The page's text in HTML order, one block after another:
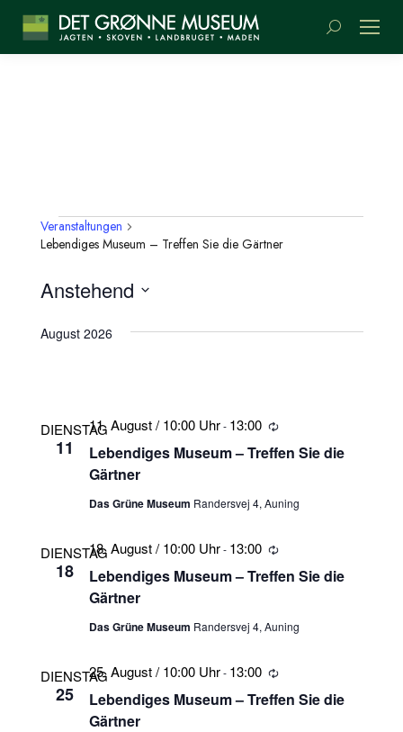
Suchen:
VERANSTALTUNGEN
Veranstaltungen
Lebendiges Museum – Treffen Sie die Gärtner
Anstehend
wählen.
August 2026
DIENSTAG
11
Lebendiges Museum – Treffen Sie die
Gärtner
11. August / 10:00 Uhr- 13:00 Wiederholung
Das Grüne Museum Randersvej 4, Auning
DIENSTAG
18
Lebendiges Museum – Treffen Sie die
Gärtner
18. August / 10:00 Uhr- 13:00 Wiederholung
Das Grüne Museum Randersvej 4, Auning
DIENSTAG
25
Lebendiges Museum – Treffen Sie die
Gärtner
25. August / 10:00 Uhr- 13:00 Wiederholung